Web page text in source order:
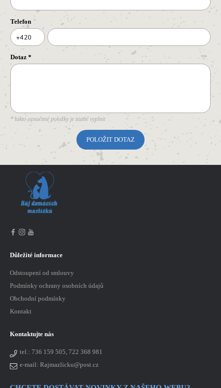
Telefon
+420
Dotaz *
* takto označené položky je nutné vyplnit
Důležité informace
Odstoupení od smlouvy
Podmínky ochrany osobních údajů
Obchodní podmínky
Kontakt
Kontaktujte nás
tel.: 736 159 505, 722 368 981
e-mail: Rajmazlicku@post.cz